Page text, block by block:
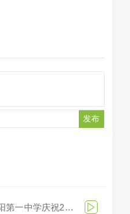
发布
“弦歌逐梦向未来”揭阳第一中学庆祝279周年华诞文艺汇演